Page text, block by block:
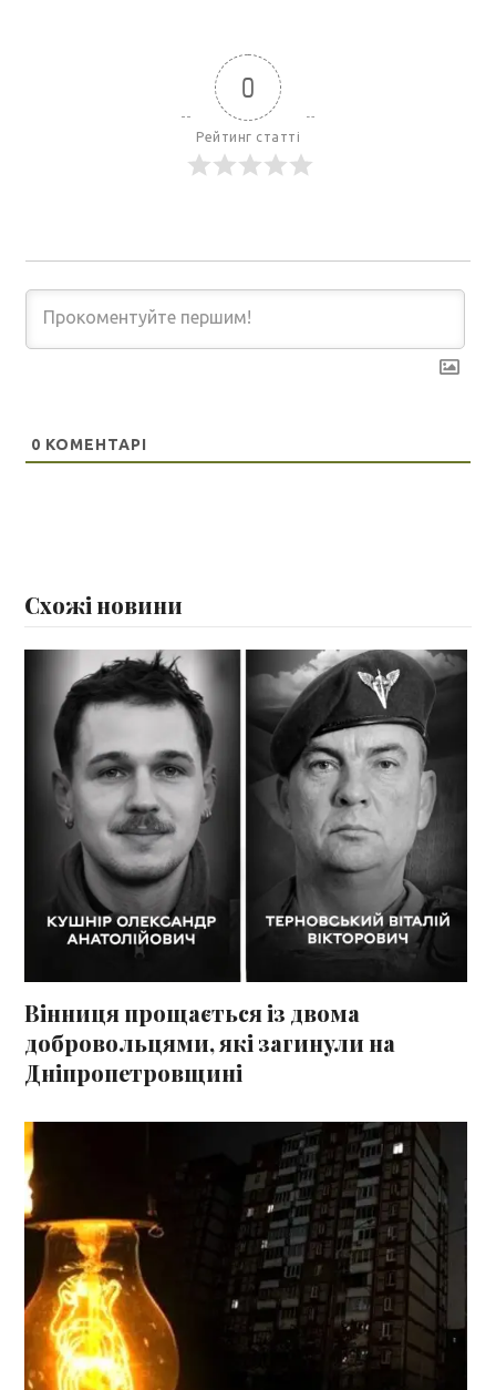
0
Рейтинг статті
0 КОМЕНТАРІ
Схожі новини
Вінниця прощається із двома
добровольцями, які загинули на
Дніпропетровщині